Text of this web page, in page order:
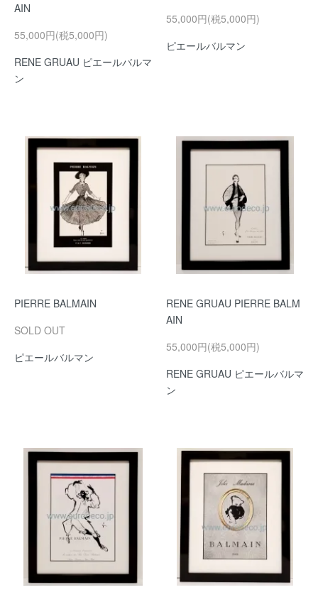
AIN
55,000円(税5,000円)
RENE GRUAU ピエールバルマ
ン
55,000円(税5,000円)
ピエールバルマン
PIERRE BALMAIN
SOLD OUT
ピエールバルマン
RENE GRUAU PIERRE BALM
AIN
55,000円(税5,000円)
RENE GRUAU ピエールバルマ
ン